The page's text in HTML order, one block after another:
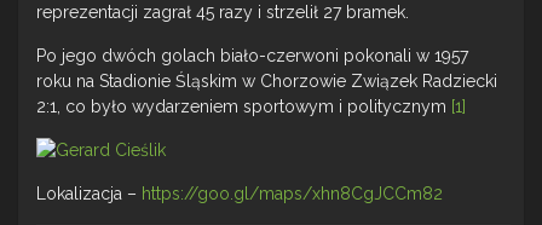
reprezentacji zagrał 45 razy i strzelił 27 bramek.
Po jego dwóch golach biało-czerwoni pokonali w 1957
roku na Stadionie Śląskim w Chorzowie Związek Radziecki
2:1, co było wydarzeniem sportowym i politycznym [1]
Lokalizacja – https://goo.gl/maps/xhn8CgJCCm82